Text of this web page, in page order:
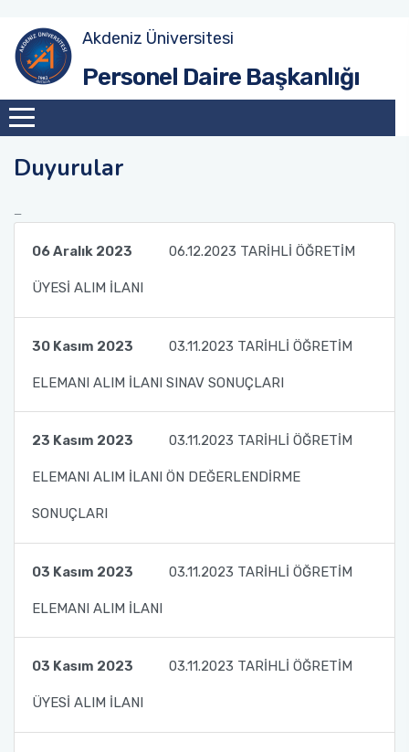
Akdeniz Üniversitesi
Personel Daire Başkanlığı
Duyurular
06 Aralık 2023 06.12.2023 TARİHLİ ÖĞRETİM
ÜYESİ ALIM İLANI
30 Kasım 2023 03.11.2023 TARİHLİ ÖĞRETİM
ELEMANI ALIM İLANI SINAV SONUÇLARI
23 Kasım 2023 03.11.2023 TARİHLİ ÖĞRETİM
ELEMANI ALIM İLANI ÖN DEĞERLENDİRME
SONUÇLARI
03 Kasım 2023 03.11.2023 TARİHLİ ÖĞRETİM
ELEMANI ALIM İLANI
03 Kasım 2023 03.11.2023 TARİHLİ ÖĞRETİM
ÜYESİ ALIM İLANI
Akademik Atama Şube Müdürlüğü
Akademik Görevlendirme ve Evrak Kayıt Şube
Müdürlüğü
İdari Personel Şube Müdürlüğü
Sicil ve Disiplin İşlemleri Şube Müdürlüğü